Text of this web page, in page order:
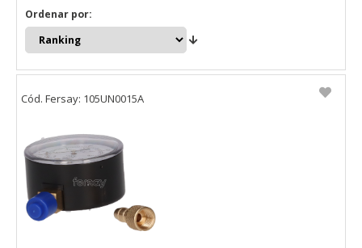
Ordenar por:
Cód. Fersay: 105UN0015A